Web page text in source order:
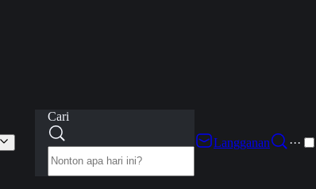
Cari
Langganan
···